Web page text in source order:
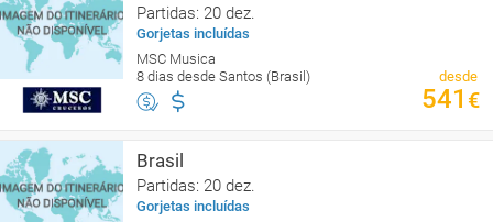
Partidas: 20 dez.
Gorjetas incluídas
MSC Musica
8 dias desde Santos (Brasil)
desde
541 €
Brasil
Partidas: 20 dez.
Gorjetas incluídas